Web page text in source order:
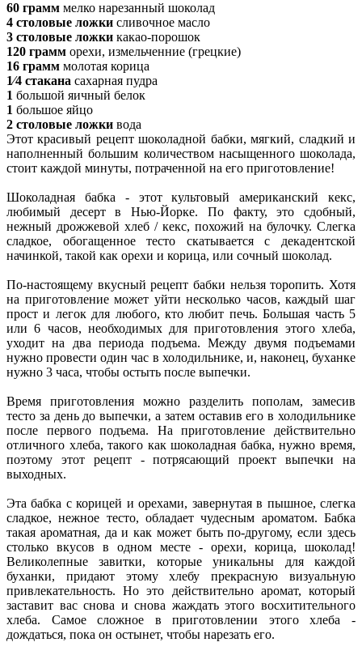
60 грамм мелко нарезанный шоколад
4 столовые ложки сливочное масло
3 столовые ложки какао-порошок
120 грамм орехи, измельченние (грецкие)
16 грамм молотая корица
1⁄4 стакана сахарная пудра
1 большой яичный белок
1 большое яйцо
2 столовые ложки вода
Этот красивый рецепт шоколадной бабки, мягкий, сладкий и
наполненный большим количеством насыщенного шоколада,
стоит каждой минуты, потраченной на его приготовление!
Шоколадная бабка - этот культовый американский кекс,
любимый десерт в Нью-Йорке. По факту, это сдобный,
нежный дрожжевой хлеб / кекс, похожий на булочку. Слегка
сладкое, обогащенное тесто скатывается с декадентской
начинкой, такой как орехи и корица, или сочный шоколад.
По-настоящему вкусный рецепт бабки нельзя торопить. Хотя
на приготовление может уйти несколько часов, каждый шаг
прост и легок для любого, кто любит печь. Большая часть 5
или 6 часов, необходимых для приготовления этого хлеба,
уходит на два периода подъема. Между двумя подъемами
нужно провести один час в холодильнике, и, наконец, буханке
нужно 3 часа, чтобы остыть после выпечки.
Время приготовления можно разделить пополам, замесив
тесто за день до выпечки, а затем оставив его в холодильнике
после первого подъема. На приготовление действительно
отличного хлеба, такого как шоколадная бабка, нужно время,
поэтому этот рецепт - потрясающий проект выпечки на
выходных.
Эта бабка с корицей и орехами, завернутая в пышное, слегка
сладкое, нежное тесто, обладает чудесным ароматом. Бабка
такая ароматная, да и как может быть по-другому, если здесь
столько вкусов в одном месте - орехи, корица, шоколад!
Великолепные завитки, которые уникальны для каждой
буханки, придают этому хлебу прекрасную визуальную
привлекательность. Но это действительно аромат, который
заставит вас снова и снова жаждать этого восхитительного
хлеба. Самое сложное в приготовлении этого хлеба -
дождаться, пока он остынет, чтобы нарезать его.